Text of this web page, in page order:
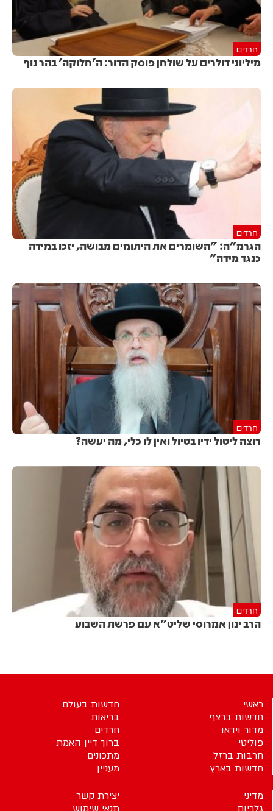
חרדים
מיליוני דולרים על שולחן פוסק הדור: ה'חלוקה' בהר נוף
חרדים
הגרמ"ה: "השומרים את היתומים מבושה, יזכו במידה
כנגד מידה"
חרדים
רוצה ליטול ידיו בטיול ואין לו כלי, מה יעשה?
חרדים
הרב ינון אמרוסי שליט"א עם פרשת השבוע
ראשי
חדשות ברצף
מדור וידאו
פוליטי
חרבות ברזל
חדשות בארץ
חדשות בעולם
בריאות
חרדים
ברוך דיין האמת
מתכונים
מעניין
מדיני
יצירת קשר